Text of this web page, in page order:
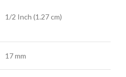
1/2 Inch (1.27 cm)
17 mm